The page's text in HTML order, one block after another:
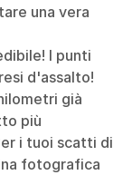
una vera
I punti
d'assalto!
già
più
i tuoi scatti di
fotografica